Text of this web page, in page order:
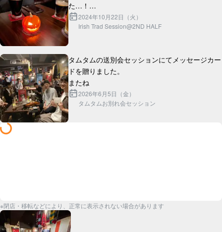
た…！
灯りに蝋燭を使ったので、セッション終盤にはか
2024年10月22日（火）
Irish Trad Session@2ND HALF
タムタムの送別会セッションにてメッセージカー
ドを贈りました。
2026年6月5日（金）
タムタムお別れ会セッション
※閉店・移転などにより、正常に表示されない場合があります